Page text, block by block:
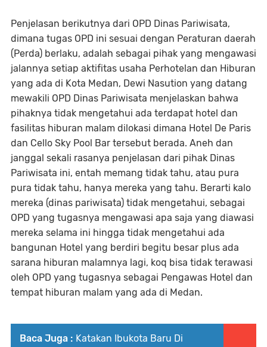
Penjelasan berikutnya dari OPD Dinas Pariwisata,
dimana tugas OPD ini sesuai dengan Peraturan daerah
(Perda) berlaku, adalah sebagai pihak yang mengawasi
jalannya setiap aktifitas usaha Perhotelan dan Hiburan
yang ada di Kota Medan, Dewi Nasution yang datang
mewakili OPD Dinas Pariwisata menjelaskan bahwa
pihaknya tidak mengetahui ada terdapat hotel dan
fasilitas hiburan malam dilokasi dimana Hotel De Paris
dan Cello Sky Pool Bar tersebut berada. Aneh dan
janggal sekali rasanya penjelasan dari pihak Dinas
Pariwisata ini, entah memang tidak tahu, atau pura
pura tidak tahu, hanya mereka yang tahu. Berarti kalo
mereka (dinas pariwisata) tidak mengetahui, sebagai
OPD yang tugasnya mengawasi apa saja yang diawasi
mereka selama ini hingga tidak mengetahui ada
bangunan Hotel yang berdiri begitu besar plus ada
sarana hiburan malamnya lagi, koq bisa tidak terawasi
oleh OPD yang tugasnya sebagai Pengawas Hotel dan
tempat hiburan malam yang ada di Medan.
Baca Juga : Katakan Ibukota Baru Di